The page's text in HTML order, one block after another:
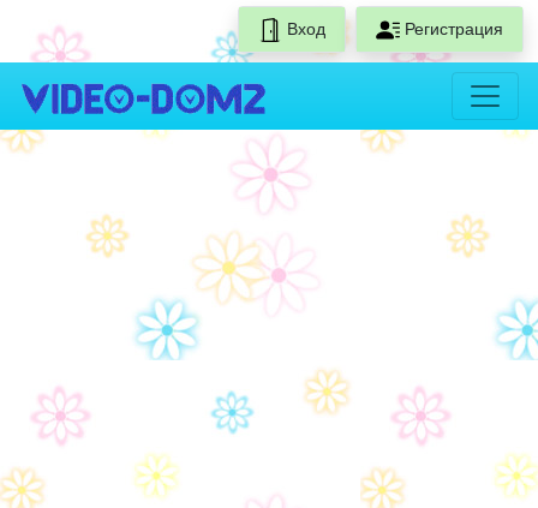
Вход Регистрация